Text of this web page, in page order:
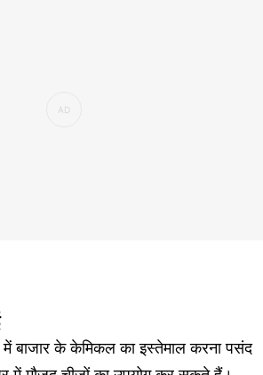
बाजार के केमिकल का इस्तेमाल करना पसंद